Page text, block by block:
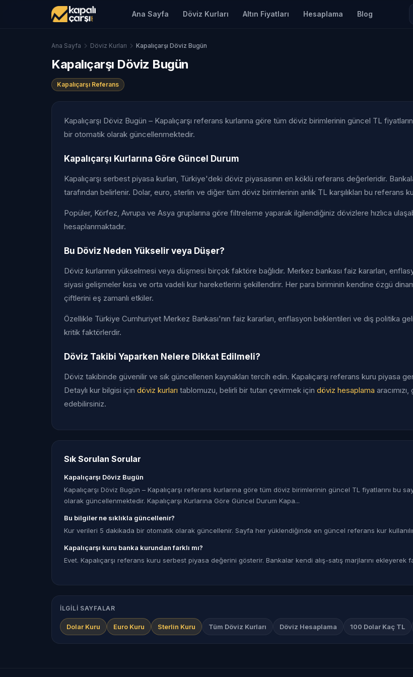
Ana Sayfa Döviz Kurları Altın Fiyatları Hesaplama Blog
Ana Sayfa Döviz Kurları Kapalıçarşı Döviz Bugün
Kapalıçarşı Döviz Bugün
Kapalıçarşı Referans
Kapalıçarşı Döviz Bugün – Kapalıçarşı referans kurlarına göre tüm döviz birimlerinin güncel TL
bir otomatik olarak güncellenmektedir.
Kapalıçarşı Kurlarına Göre Güncel Durum
Kapalıçarşı serbest piyasa kurları, Türkiye'deki döviz piyasasının en köklü referans değerleridir.
tarafından belirlenir. Dolar, euro, sterlin ve diğer tüm döviz birimlerinin anlık TL karşılıkları bu referans
Popüler, Körfez, Avrupa ve Asya gruplarına göre filtreleme yaparak ilgilendiğiniz dövizlere hızlıca
hesaplanmaktadır.
Bu Döviz Neden Yükselir veya Düşer?
Döviz kurlarının yükselmesi veya düşmesi birçok faktöre bağlıdır. Merkez bankası faiz kararları,
siyasi gelişmeler kısa ve orta vadeli kur hareketlerini şekillendirir. Her para biriminin kendine özgü
çiftlerini eş zamanlı etkiler.
Özellikle Türkiye Cumhuriyet Merkez Bankası'nın faiz kararları, enflasyon beklentileri ve dış politika
kritik faktörlerdir.
Döviz Takibi Yaparken Nelere Dikkat Edilmeli?
Döviz takibinde güvenilir ve sık güncellenen kaynakları tercih edin. Kapalıçarşı referans kuru piyasa
Detaylı kur bilgisi için döviz kurları tablomuzu, belirli bir tutarı çevirmek için döviz hesaplama
edebilirsiniz.
Sık Sorulan Sorular
Kapalıçarşı Döviz Bugün
Kapalıçarşı Döviz Bugün – Kapalıçarşı referans kurlarına göre tüm döviz birimlerinin güncel TL fiyatlarını bu
olarak güncellenmektedir. Kapalıçarşı Kurlarına Göre Güncel Durum Kapa...
Bu bilgiler ne sıklıkla güncellenir?
Kur verileri 5 dakikada bir otomatik olarak güncellenir. Sayfa her yüklendiğinde en güncel referans kur
Kapalıçarşı kuru banka kurundan farklı mı?
Evet. Kapalıçarşı referans kuru serbest piyasa değerini gösterir. Bankalar kendi alış-satış marjlarını ekleyerek
İLGILI SAYFALAR
Dolar Kuru Euro Kuru Sterlin Kuru Tüm Döviz Kurları Döviz Hesaplama 100 Dolar Kaç TL